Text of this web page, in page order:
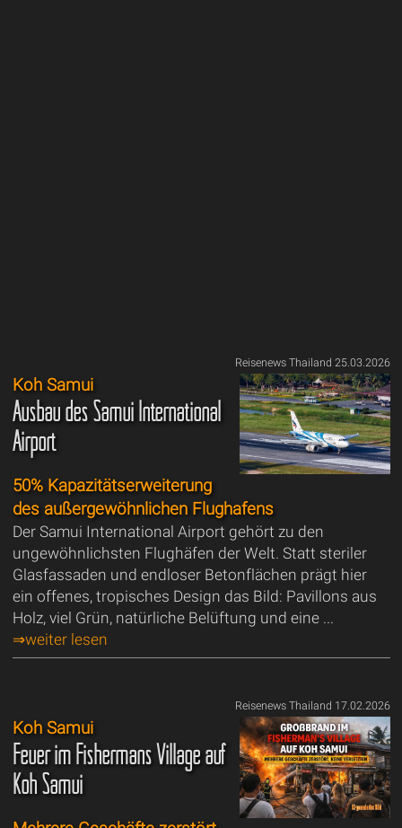
Reisenews Thailand 25.03.2026
Koh Samui
Ausbau des Samui International
Airport
50% Kapazitätserweiterung
des außergewöhnlichen Flughafens
Der Samui International Airport gehört zu den
ungewöhnlichsten Flughäfen der Welt. Statt steriler
Glasfassaden und endloser Betonflächen prägt hier
ein offenes, tropisches Design das Bild: Pavillons aus
Holz, viel Grün, natürliche Belüftung und eine ...
⇒weiter lesen
Reisenews Thailand 17.02.2026
Koh Samui
Feuer im Fishermans Village auf
Koh Samui